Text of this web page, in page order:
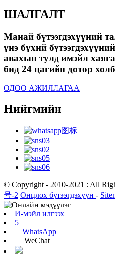
ШАЛГАЛТ
Манай бүтээгдэхүүний
үнэ бүхий
авахын тулд имэйл
бид 24 цагийн дотор
ОДОО АЖИЛЛАГАА
Нийгмийн
© Copyright - 2010-2021 : All
号-2 Онцлох бүтээгдэхүүн -
И-мэйл илгээх
5
WhatsApp
WeChat